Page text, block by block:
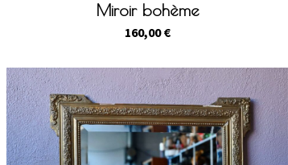
Miroir bohème
160,00€